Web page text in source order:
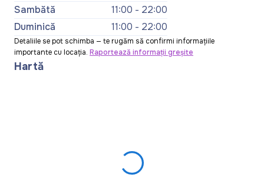
Sambătă
11:00 - 22:00
Duminică
11:00 - 22:00
Detaliile se pot schimba — te rugăm să confirmi informațiile
importante cu locația. Raportează informații greșite
Hartă